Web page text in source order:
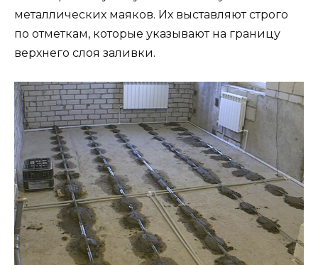
металлических маяков. Их выставляют строго
по отметкам, которые указывают на границу
верхнего слоя заливки.